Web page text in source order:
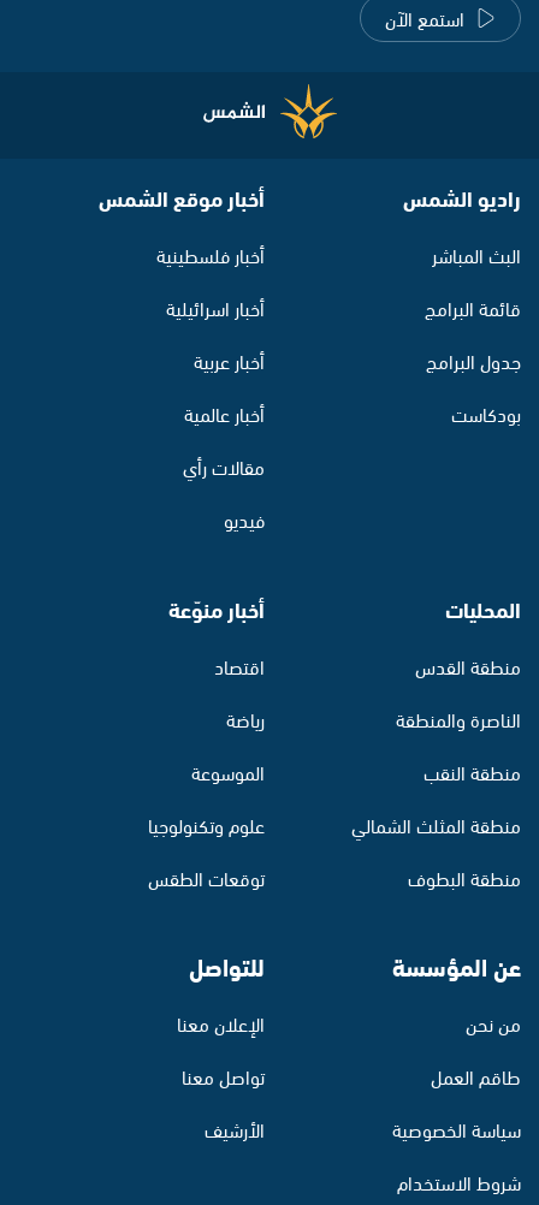
استمع الآن
راديو الشمس
البث المباشر
قائمة البرامج
جدول البرامج
بودكاست
أخبار موقع الشمس
أخبار فلسطينية
أخبار اسرائيلية
أخبار عربية
أخبار عالمية
مقالات رأي
فيديو
المحليات
منطقة القدس
الناصرة والمنطقة
منطقة النقب
منطقة المثلث الشمالي
منطقة البطوف
أخبار منوّعة
اقتصاد
رياضة
الموسوعة
علوم وتكنولوجيا
توقعات الطقس
عن المؤسسة
من نحن
طاقم العمل
سياسة الخصوصية
شروط الاستخدام
للتواصل
الإعلان معنا
تواصل معنا
الأرشيف